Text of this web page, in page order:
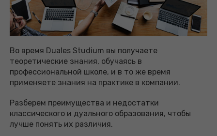
Во время Duales Studium вы получаете
теоретические знания, обучаясь в
профессиональной школе, и в то же время
применяете знания на практике в компании.
Разберем преимущества и недостатки
классического и дуального образования, чтобы
лучше понять их различия.